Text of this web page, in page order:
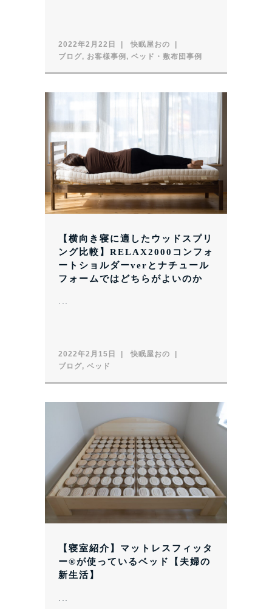
2022年2月22日
快眠屋おの
ブログ, お客様事例 , ベッド・敷布団事例
【横向き寝に適したウッドスプリ
ング比較】RELAX2000コンフォ
ートショルダーverとナチュール
フォームではどちらがよいのか
2022年2月15日
快眠屋おの
ブログ, ベッド
【寝室紹介】マットレスフィッタ
ー®︎が使っているベッド【夫婦の
新生活】